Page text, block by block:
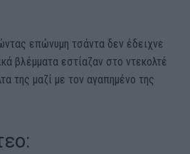
επώνυμη τσάντα δεν έδειχνε
βλέμματα εστίαζαν στο ντεκολτέ
της μαζί με τον αγαπημένο της